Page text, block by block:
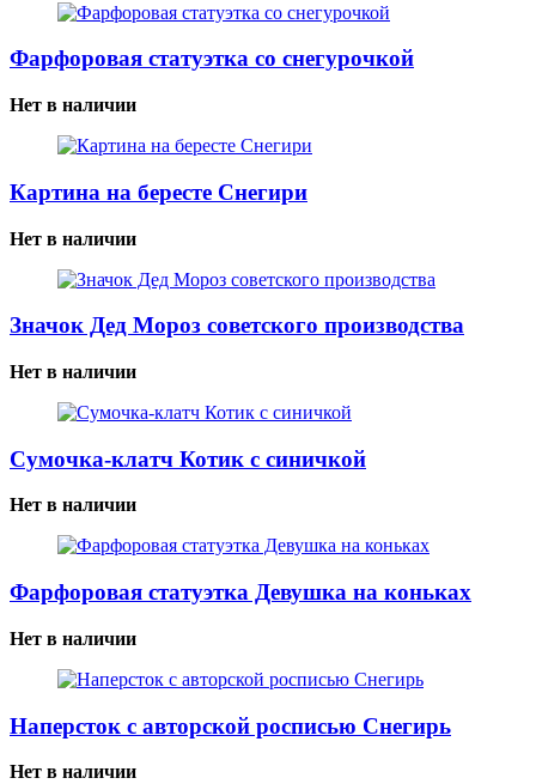
Фарфоровая статуэтка со снегурочкой
Нет в наличии
Картина на бересте Снегири
Нет в наличии
Значок Дед Мороз советского производства
Нет в наличии
Сумочка-клатч Котик с синичкой
Нет в наличии
Фарфоровая статуэтка Девушка на коньках
Нет в наличии
Наперсток с авторской росписью Снегирь
Нет в наличии